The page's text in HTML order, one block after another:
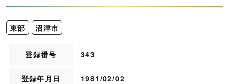
東部 沼津市
登録番号 343
登録年月日 1981/02/02